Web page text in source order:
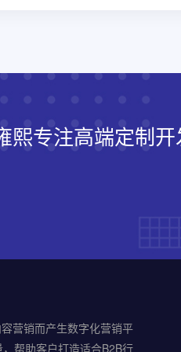
熙专注高端定制
营销而产生数字化营销平
帮助客户打造适合B2B行